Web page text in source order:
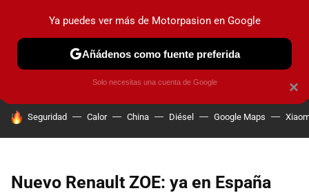
PRUEBAS COCHES ELÉCTRICOS OBSERVATORIO
HOY SE HABLA DE
Seguridad Calor China Diésel Google Maps
Nuevo Renault ZOE: ya en España
×
Ya puedes ver más de Motorpasion en Google
Añádenos como fuente preferida
Solo necesitas una cuenta de Google